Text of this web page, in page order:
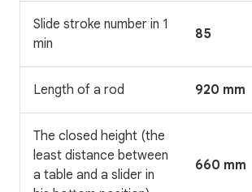
Slide stroke number in 1
min
85
Length of a rod 920 mm
The closed height (the
least distance between
a table and a slider in
660 mm